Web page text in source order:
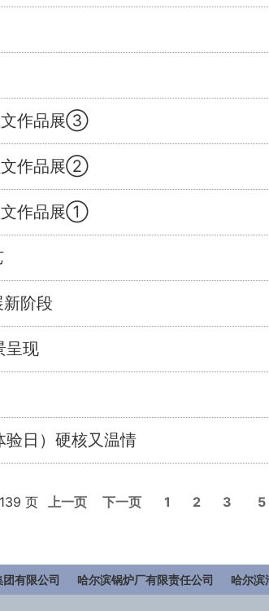
文作品展③
文作品展②
文作品展①
阶段
呈现
日）硬核又温情
页 上一页 下一页 1 2 3 5
有限公司 哈尔滨锅炉厂有限责任公司 哈尔滨